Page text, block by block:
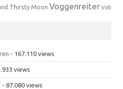
Thirsty Moon Voggenreiter Volt
- 167.110 views
views
- 87.080 views